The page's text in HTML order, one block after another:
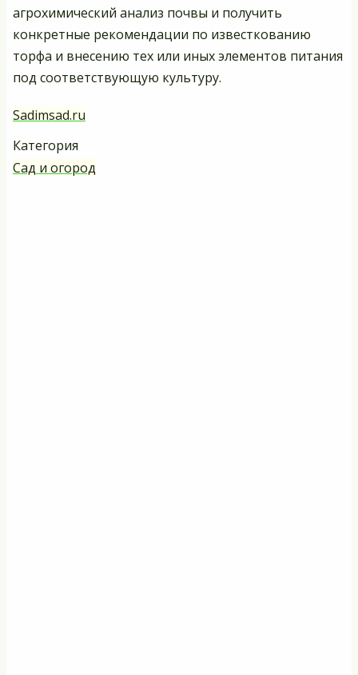
агрохимический анализ почвы и получить
конкретные рекомендации по известкованию
торфа и внесению тех или иных элементов питания
под соответствующую культуру.
Sadimsad.ru
Категория
Сад и огород